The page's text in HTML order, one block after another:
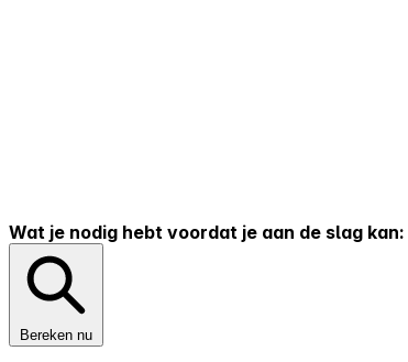
Wat je nodig hebt voordat je aan de slag kan:
Bereken nu